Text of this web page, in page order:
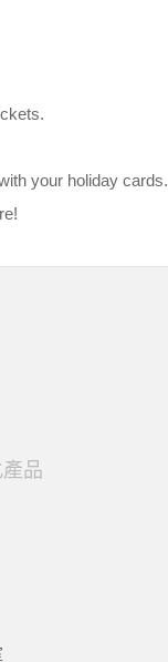
your holiday cards.
品